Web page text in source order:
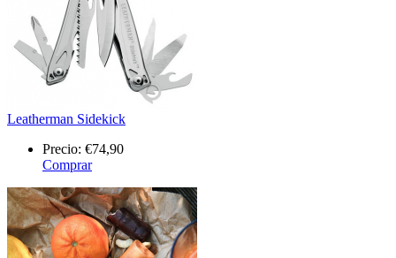
Leatherman Sidekick
Precio: €74,90
Comprar